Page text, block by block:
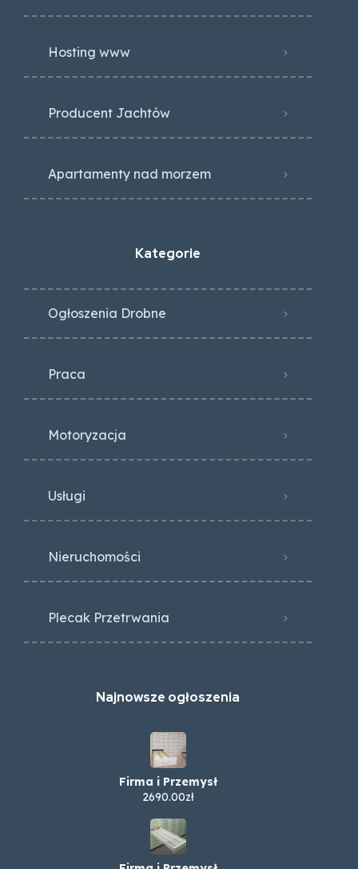
Hosting www
Producent Jachtów
Apartamenty nad morzem
Kategorie
Ogłoszenia Drobne
Praca
Motoryzacja
Usługi
Nieruchomości
Plecak Przetrwania
Najnowsze ogłoszenia
Firma i Przemysł
2690.00zł